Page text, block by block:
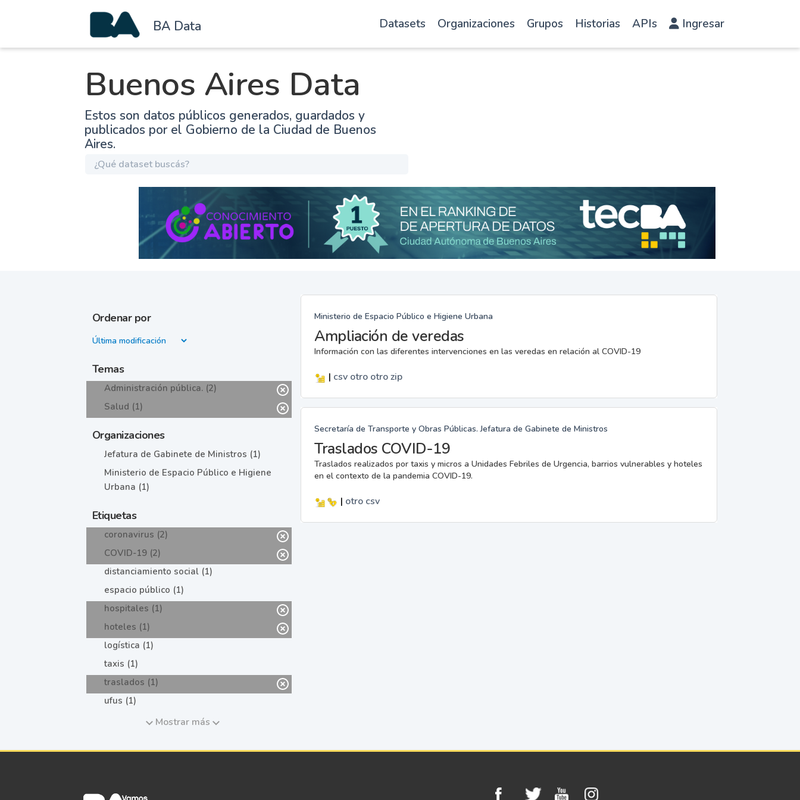
BA Data Datasets Organizaciones Grupos Historias APIs Ingresar
Buenos Aires Data
Estos son datos públicos generados, guardados y
publicados por el Gobierno de la Ciudad de Buenos
Aires.
Ordenar por
Temas
Administración pública. (2)
Salud (1)
Organizaciones
Jefatura de Gabinete de Ministros (1)
Ministerio de Espacio Público e Higiene
Urbana (1)
Etiquetas
coronavirus (2)
COVID-19 (2)
distanciamiento social (1)
espacio público (1)
hospitales (1)
hoteles (1)
logística (1)
taxis (1)
traslados (1)
ufus (1)
Mostrar más
Ministerio de Espacio Público e Higiene Urbana
Ampliación de veredas
Información con las diferentes intervenciones en las veredas en relación al COVID-19
| csv otro otrozip
Secretaría de Transporte y Obras Públicas. Jefatura de Gabinete de Ministros
Traslados COVID-19
Traslados realizados por taxis y micros a Unidades Febriles de Urgencia, barrios vulnerables y hoteles
en el contexto de la pandemia COVID-19.
| otro csv